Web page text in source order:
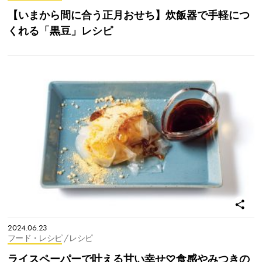
【いまから間に合う正月おせち】炊飯器で手軽につ
くれる「黒豆」レシピ
2024.06.23
フード・レシピ / レシピ
ライスペーパーで叶える甘い幸せ♡食感やみつきの